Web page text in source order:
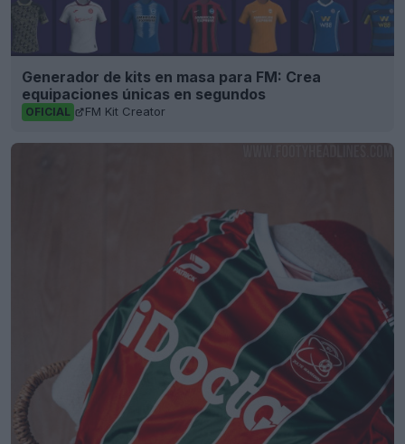
Generador de kits en masa para FM: Crea
equipaciones únicas en segundos
OFICIAL FM Kit Creator